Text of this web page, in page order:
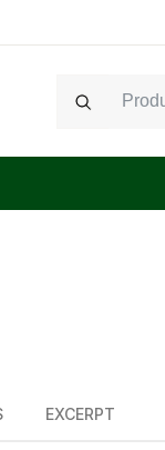
Search
EXCERPT